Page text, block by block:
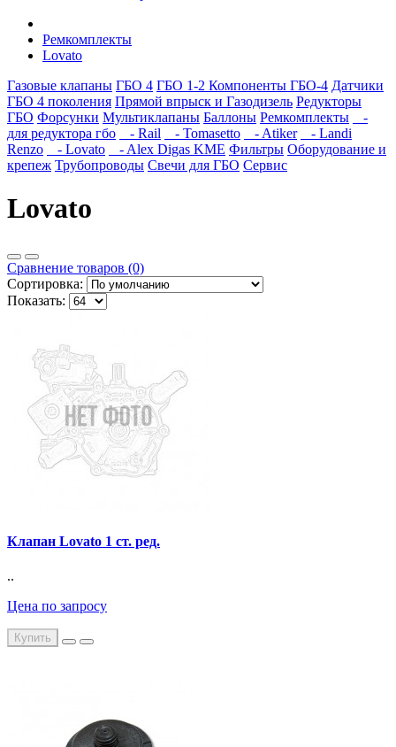
Ремкомплекты
Lovato
Газовые клапаны ГБО 4 ГБО 1-2 Компоненты ГБО-4 Датчики
ГБО 4 поколения Прямой впрыск и Газодизель Редукторы
ГБО Форсунки Мультиклапаны Баллоны Ремкомплекты
-
для редуктора гбо
- Rail - Tomasetto - Atiker
- Landi
Renzo
- Lovato - Alex Digas KME Фильтры Оборудование и
крепеж Трубопроводы Свечи для ГБО Сервис
Lovato
Сравнение товаров (0)
Сортировка:
Показать:
Клапан Lovato 1 ст. ред.
..
Цена по запросу
Купить